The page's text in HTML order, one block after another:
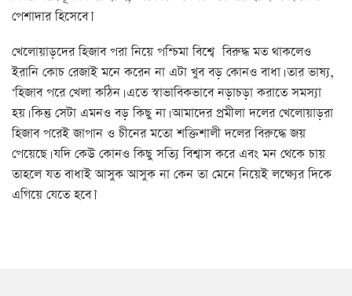
পেশাদার হিসেবে।’
খেলোয়াড়দের হিজাব পরা নিয়ে পশ্চিমা বিশ্বে বিরুদ্ধ মত থাকলেও
ইরানি কোচ রেজাই মনে করেন না এটা খুব বড় কোনও বাধা। তার ভাষ্য,
‘হিজাব পরে খেলা কঠিন। এতে স্বাভাবিকভাবে নড়াচড়া করাতে সমস্যা
হয়। কিন্তু সেটা এমনও বড় কিছু না। আমাদের প্রমীলা দলের খেলোয়াড়রা
হিজাব পরেই জাপান ও চীনের মতো শক্তিশালী দলের বিরুদ্ধে জয়
পেয়েছে। যদি কেউ কোনও কিছু সত্যি বিশ্বাস করে এবং মন থেকে চায়
তাহলে যত বাধাই আসুক আসুক না কেন তা মেনে নিয়েই লক্ষ্যের দিকে
এগিয়ে যেতে হবে।’